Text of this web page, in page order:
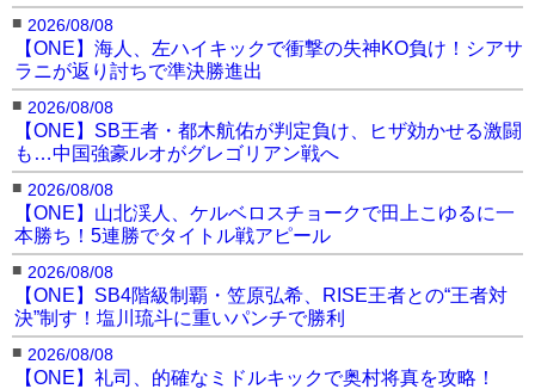
■ 2026/08/08
【ONE】海人、左ハイキックで衝撃の失神KO負け！シアサ
ラニが返り討ちで準決勝進出
■ 2026/08/08
【ONE】SB王者・都木航佑が判定負け、ヒザ効かせる激闘
も…中国強豪ルオがグレゴリアン戦へ
■ 2026/08/08
【ONE】山北渓人、ケルベロスチョークで田上こゆるに一
本勝ち！5連勝でタイトル戦アピール
■ 2026/08/08
【ONE】SB4階級制覇・笠原弘希、RISE王者との“王者対
決”制す！塩川琉斗に重いパンチで勝利
■ 2026/08/08
【ONE】礼司、的確なミドルキックで奥村将真を攻略！